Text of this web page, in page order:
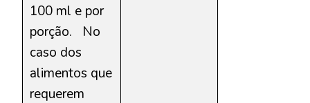
100 ml e por
porção.
No
caso dos
alimentos que
requerem